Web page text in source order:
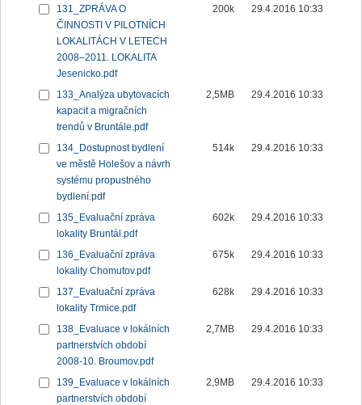
131_ZPRÁVA O
ČINNOSTI V PILOTNÍCH
LOKALITÁCH V LETECH
2008–2011. LOKALITA
Jesenicko.pdf
200k 29.4.2016 10:33
133_Analýza ubytovacích
kapacit a migračních
trendů v Bruntále.pdf
2,5MB 29.4.2016 10:33
134_Dostupnost bydlení
ve městě Holešov a návrh
systému propustného
bydlení.pdf
514k 29.4.2016 10:33
135_Evaluační zpráva
lokality Bruntál.pdf
602k 29.4.2016 10:33
136_Evaluační zpráva
lokality Chomutov.pdf
675k 29.4.2016 10:33
137_Evaluační zpráva
lokality Trmice.pdf
628k 29.4.2016 10:33
138_Evaluace v lokálních
partnerstvích období
2008-10. Broumov.pdf
2,7MB 29.4.2016 10:33
139_Evaluace v lokálních
partnerstvích období
2,9MB 29.4.2016 10:33